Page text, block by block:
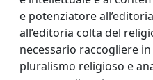
e potenziatore
all’editoria colta del
necessario raccogliere
pluralismo religioso e